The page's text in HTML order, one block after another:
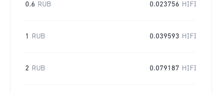
0.6 RUB 0.023756 HIFI
1 RUB 0.039593 HIFI
2 RUB 0.079187 HIFI